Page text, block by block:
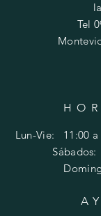
Tel
Lun-Vie: 11:00 a